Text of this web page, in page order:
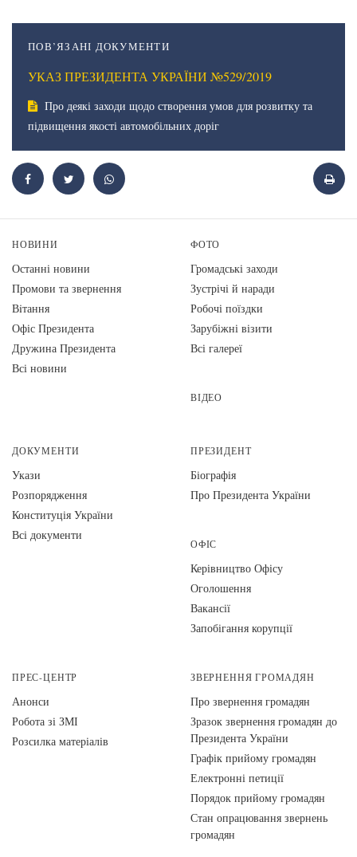
ПОВ’ЯЗАНІ ДОКУМЕНТИ
УКАЗ ПРЕЗИДЕНТА УКРАЇНИ №529/2019
Про деякі заходи щодо створення умов для розвитку та
підвищення якості автомобільних доріг
НОВИНИ
Останні новини
Промови та звернення
Вiтання
Офіс Президента
Дружина Президента
Всі новини
ФОТО
Громадські заходи
Зустрічі й наради
Робочі поїздки
Зарубіжні візити
Всі галереї
ВІДЕО
ДОКУМЕНТИ
Укази
Розпорядження
Конституція України
Всі документи
ПРЕЗИДЕНТ
Біографія
Про Президента України
ОФІС
Керівництво Офісу
Оголошення
Вакансії
Запобігання корупції
ПРЕС-ЦЕНТР
Анонси
Робота зі ЗМІ
Розсилка матеріалів
ЗВЕРНЕННЯ ГРОМАДЯН
Про звернення громадян
Зразок звернення громадян до
Президента України
Графік прийому громадян
Електронні петиції
Порядок прийому громадян
Стан опрацювання звернень
громадян